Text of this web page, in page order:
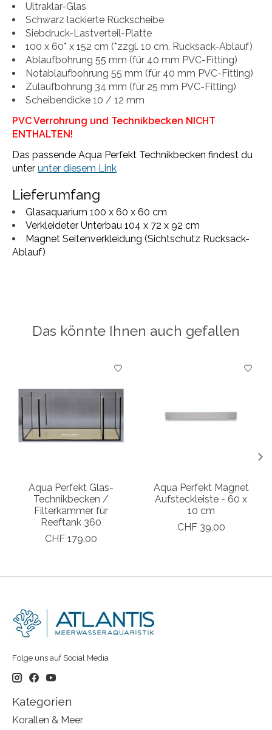
Ultraklar-Glas
Schwarz lackierte Rückscheibe
Siebdruck-Lastverteil-Platte
100 x 60* x 152 cm (*zzgl. 10 cm. Rucksack-Ablauf)
Ablaufbohrung 55 mm (für 40 mm PVC-Fitting)
Notablaufbohrung 55 mm (für 40 mm PVC-Fitting)
Zulaufbohrung 34 mm (für 25 mm PVC-Fitting)
Scheibendicke 10 / 12 mm
PVC Verrohrung und Technikbecken NICHT
ENTHALTEN!
Das passende Aqua Perfekt Technikbecken findest du
unter unter diesem Link
Lieferumfang
Glasaquarium 100 x 60 x 60 cm
Verkleideter Unterbau 104 x 72 x 92 cm
Magnet Seitenverkleidung (Sichtschutz Rucksack-
Ablauf)
Das könnte Ihnen auch gefallen
Produkt-Karussell-Artikel
Aqua Perfekt Glas-
Technikbecken /
Filterkammer für
Reeftank 360
CHF 179,00
Aqua Perfekt Magnet
Aufsteckleiste - 60 x
10 cm
CHF 39,00
Folge uns auf Social Media
Kategorien
Korallen & Meer